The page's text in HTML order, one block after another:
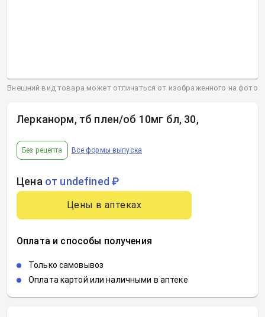
Лерканорм, тб плен/об 10мг бл, 30,
Без рецепта Все формы выпуска
Цена от undefined ₽
Цены в аптеках
Оплата и способы получения
Только самовывоз
Оплата картой или наличными в аптеке
Внешний вид товара может отличаться от изображенного на фото